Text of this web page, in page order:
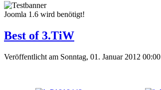
Joomla 1.6 wird benötigt!
Best of 3.TiW
Veröffentlicht am Sonntag, 01. Januar 2012 00:00